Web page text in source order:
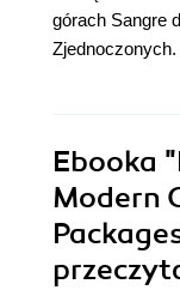
górach Sangre
Zjednoczonych.
Ebooka
Modern